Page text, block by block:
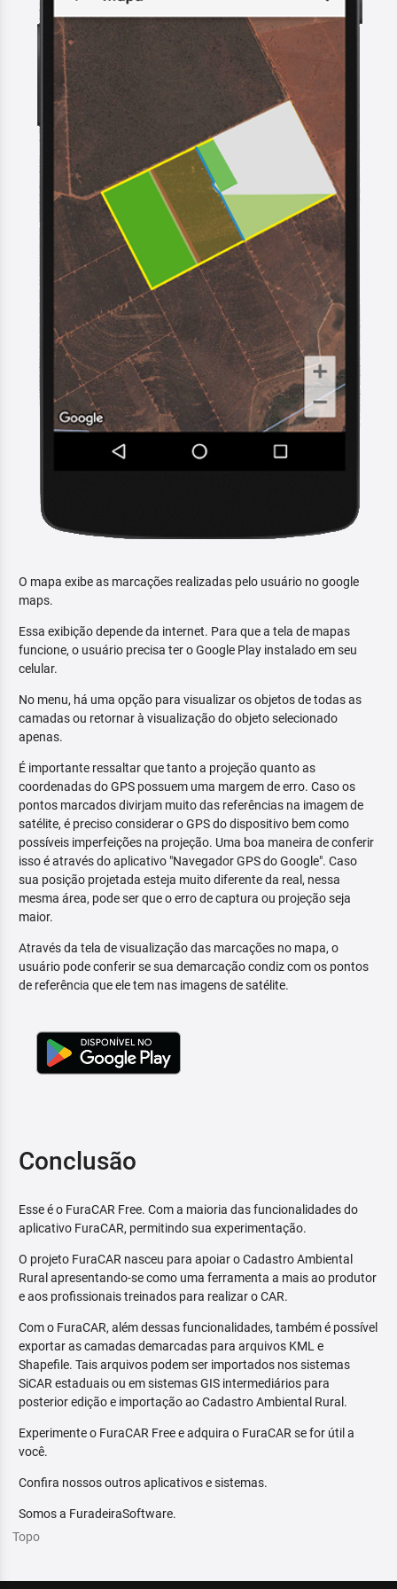
O mapa exibe as marcações realizadas pelo usuário no google
maps.
Essa exibição depende da internet. Para que a tela de mapas
funcione, o usuário precisa ter o Google Play instalado em seu
celular.
No menu, há uma opção para visualizar os objetos de todas as
camadas ou retornar à visualização do objeto selecionado
apenas.
É importante ressaltar que tanto a projeção quanto as
coordenadas do GPS possuem uma margem de erro. Caso os
pontos marcados divirjam muito das referências na imagem de
satélite, é preciso considerar o GPS do dispositivo bem como
possíveis imperfeições na projeção. Uma boa maneira de conferir
isso é através do aplicativo "Navegador GPS do Google". Caso
sua posição projetada esteja muito diferente da real, nessa
mesma área, pode ser que o erro de captura ou projeção seja
maior.
Através da tela de visualização das marcações no mapa, o
usuário pode conferir se sua demarcação condiz com os pontos
de referência que ele tem nas imagens de satélite.
Conclusão
Esse é o FuraCAR Free. Com a maioria das funcionalidades do
aplicativo FuraCAR, permitindo sua experimentação.
O projeto FuraCAR nasceu para apoiar o Cadastro Ambiental
Rural apresentando-se como uma ferramenta a mais ao produtor
e aos profissionais treinados para realizar o CAR.
Com o FuraCAR, além dessas funcionalidades, também é possível
exportar as camadas demarcadas para arquivos KML e
Shapefile. Tais arquivos podem ser importados nos sistemas
SiCAR estaduais ou em sistemas GIS intermediários para
posterior edição e importação ao Cadastro Ambiental Rural.
Experimente o FuraCAR Free e adquira o FuraCAR se for útil a
você.
Confira nossos outros aplicativos e sistemas.
Somos a FuradeiraSoftware.
Topo